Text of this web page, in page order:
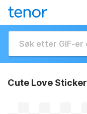
Cute Love Sticker